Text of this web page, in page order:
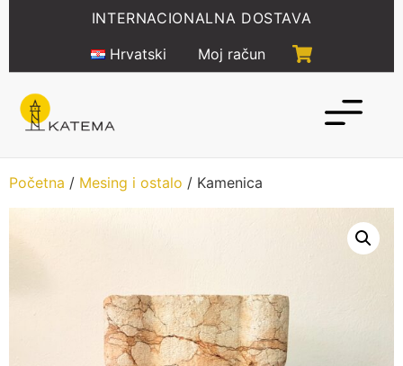
INTERNACIONALNA DOSTAVA
Hrvatski
Moj račun
Početna / Mesing i ostalo / Kamenica